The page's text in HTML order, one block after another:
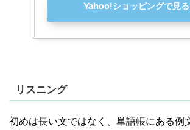
Yahoo!ショッピングで見る
リスニング
初めは長い文ではなく、単語帳にある例